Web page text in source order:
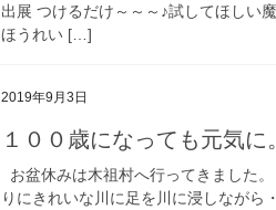
出展 つけるだけ～～～♪試してほしい
ほうれい […]
2019年9月3日
１００歳になっても元気に
お盆休みは木祖村へ行ってきました
りにきれいな川に足を川に浸しなが